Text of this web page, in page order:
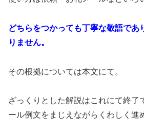
どちらをつかっても丁寧な敬語であ
りません。
その根拠については本文にて。
ざっくりとした解説はこれにて終了
ール例文をまじえながらくわしく進